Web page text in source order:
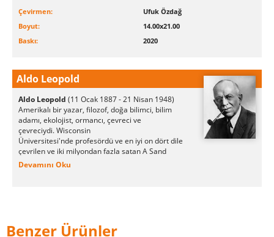
Çevirmen:
Ufuk Özdağ
Boyut:
14.00x21.00
Baskı:
2020
Aldo Leopold
Aldo Leopold (11 Ocak 1887 - 21 Nisan 1948)
Amerikalı bir yazar, filozof, doğa bilimci, bilim
adamı, ekolojist, ormancı, çevreci ve
çevreciydi.Wisconsin
Üniversitesi'nde profesördü ve en iyi on dört dile
çevrilen ve iki milyondan fazla satan A Sand
County Almanac (1949) adlı kitabıyla tanınır.
ile çevre hareketi üzerinde derin bir etkiye
sahipti . Biyoçeşitlilik ve ekolojiyi vurguladı ve
Devamını Oku
Benzer Ürünler